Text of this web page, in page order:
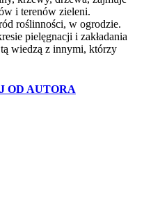
i terenów zieleni.
roślinności, w ogrodzie.
pielęgnacji i zakładania
wiedzą z innymi, którzy
OD AUTORA